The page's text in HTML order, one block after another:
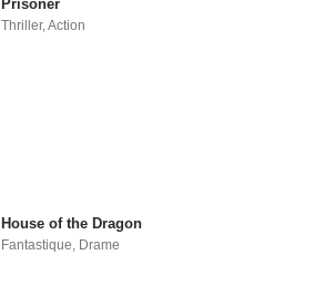
Prisoner
Thriller,Action
House of the Dragon
Fantastique, Drame